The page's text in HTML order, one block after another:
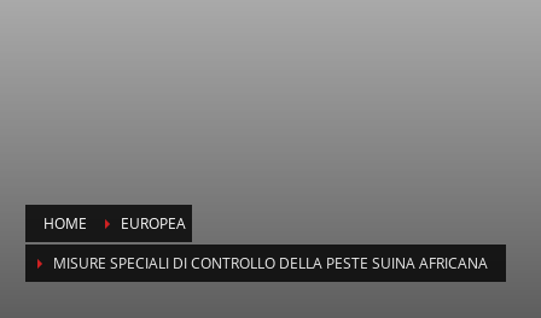
HOME
EUROPEA
MISURE SPECIALI DI CONTROLLO DELLA PESTE SUINA AFRICANA